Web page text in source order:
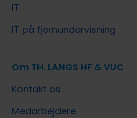
IT
IT på fjernundervisning
Om TH. LANGS HF & VUC
Kontakt os
Medarbejdere